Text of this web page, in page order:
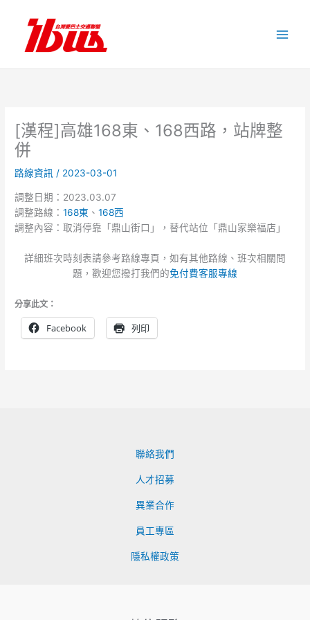
內
[漢程]高雄168東、168西路，站牌整
併
路線資訊 / 2023-03-01
調整日期：2023.03.07
調整路線：168東 、168西
調整內容：取消停靠「鼎山街口」，替代站位「鼎山家樂福店」
詳細班次時刻表請參考路線專頁，如有其他路線、班次相關問
題，歡迎您撥打我們的免付費客服專線
分享此文：
Facebook 列印
聯絡我們
人才招募
異業合作
員工專區
隱私權政策